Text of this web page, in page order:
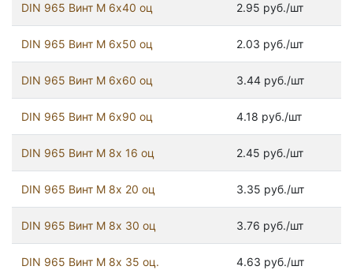
DIN 965 Винт М 6х40 оц 2.95 руб./шт
DIN 965 Винт М 6х50 оц 2.03 руб./шт
DIN 965 Винт М 6х60 оц 3.44 руб./шт
DIN 965 Винт М 6х90 оц 4.18 руб./шт
DIN 965 Винт М 8х 16 оц 2.45 руб./шт
DIN 965 Винт М 8х 20 оц 3.35 руб./шт
DIN 965 Винт М 8х 30 оц 3.76 руб./шт
DIN 965 Винт М 8х 35 оц. 4.63 руб./шт